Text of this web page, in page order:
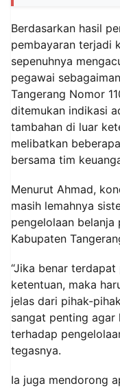
Berdasarkan hasil
pembayaran terjadi
sepenuhnya
pegawai
Tangerang Nomor
ditemukan indikasi
tambahan di luar
melibatkan
bersama tim
Menurut Ahmad,
masih lemahnya
pengelolaan
Kabupaten
“Jika benar
ketentuan, maka
jelas dari pihak-
sangat penting agar
terhadap
tegasnya.
Ia juga mendorong